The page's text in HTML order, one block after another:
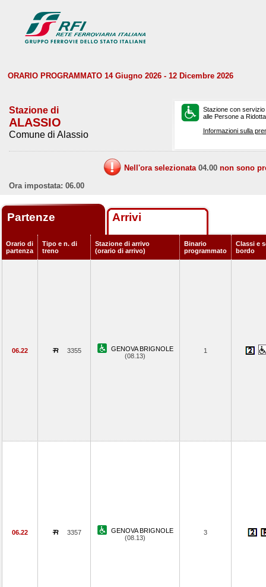
ORARIO PROGRAMMATO 14 Giugno 2026 - 12 Dicembre 2026
Stazione di
ALASSIO
Comune di Alassio
Stazione con
alle Persone a
Informazioni sulla
Nell'ora selezionata 04.00 non sono
Ora impostata: 06.00
Partenze Arrivi
Orario di
partenza
Tipo e n. di
treno
Stazione di arrivo
(orario di arrivo)
Binario
programmato
Classi e
bordo
06.22 3355
GENOVA BRIGNOLE
(08.13)
1
06.22 3357
GENOVA BRIGNOLE
(08.13)
3